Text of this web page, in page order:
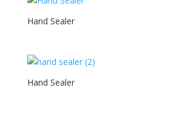
Hand Sealer
Hand Sealer